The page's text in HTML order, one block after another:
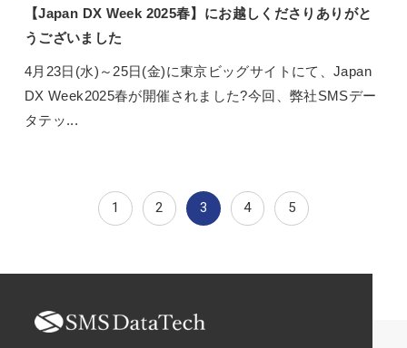
【Japan DX Week 2025春】にお越しくださりありがと
うございました
4月23日(水)～25日(金)に東京ビッグサイトにて、Japan
DX Week2025春が開催されました?今回、弊社SMSデー
タテッ...
1 2 3 4 5